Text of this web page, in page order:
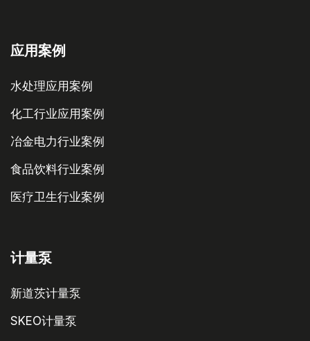
应用案例
水处理应用案例
化工行业应用案例
冶金电力行业案例
食品饮料行业案例
医疗卫生行业案例
计量泵
新道茨计量泵
SKEO计量泵